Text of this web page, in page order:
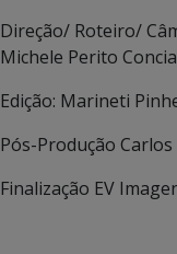
Direção/ Roteiro/
Michele Perito
Edição: Marineti
Pós-Produção
Finalização EV